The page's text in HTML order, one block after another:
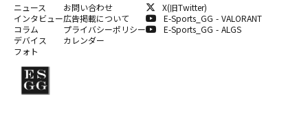
ニュース
インタビュー
コラム
デバイス
フォト
お問い合わせ
広告掲載について
プライバシーポリシー
カレンダー
X(旧Twitter)
E-Sports_GG - VALORANT
E-Sports_GG - ALGS